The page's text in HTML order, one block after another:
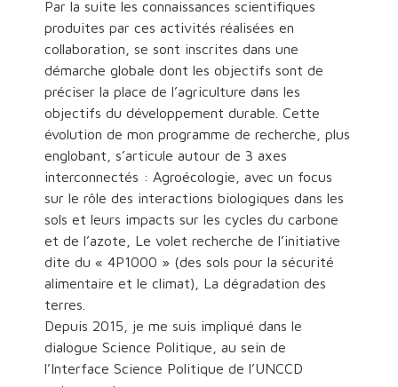
Par la suite les connaissances scientifiques
produites par ces activités réalisées en
collaboration, se sont inscrites dans une
démarche globale dont les objectifs sont de
préciser la place de l’agriculture dans les
objectifs du développement durable. Cette
évolution de mon programme de recherche, plus
englobant, s’articule autour de 3 axes
interconnectés : Agroécologie, avec un focus
sur le rôle des interactions biologiques dans les
sols et leurs impacts sur les cycles du carbone
et de l’azote, Le volet recherche de l’initiative
dite du « 4P1000 » (des sols pour la sécurité
alimentaire et le climat), La dégradation des
terres.
Depuis 2015, je me suis impliqué dans le
dialogue Science Politique, au sein de
l’Interface Science Politique de l’UNCCD